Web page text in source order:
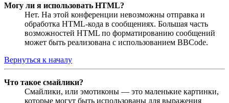
Могу ли я использовать HTML?
Нет. На этой конференции невозможны отправка и
обработка HTML-кода в сообщениях. Большая часть
возможностей HTML по форматированию сообщений
может быть реализована с использованием BBCode.
Вернуться к началу
Что такое смайлики?
Смайлики, или эмотиконы — это маленькие картинки,
которые могут быть использованы для выражения